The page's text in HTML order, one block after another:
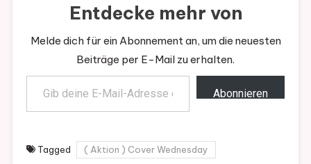
Entdecke mehr von
Melde dich für ein Abonnement an, um die neuesten
Beiträge per E-Mail zu erhalten.
Gib deine E-Mail-Adresse ein ...
Abonnieren
Tagged ( Aktion ) Cover Wednesday